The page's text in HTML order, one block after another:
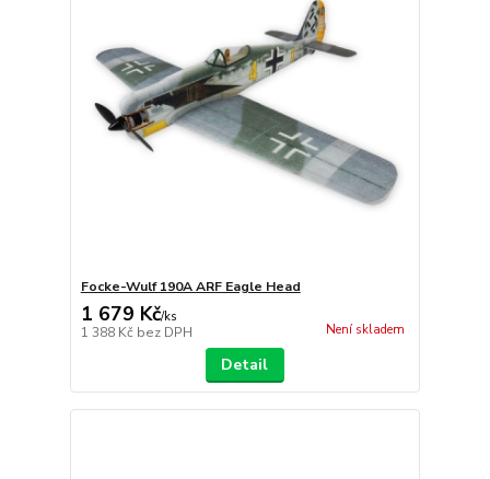
Focke-Wulf 190A ARF Eagle Head
1 679 Kč/ks
1 388 Kč bez DPH Není skladem
Detail